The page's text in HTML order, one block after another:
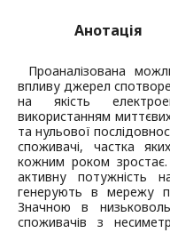
Анотація
Проаналізована
впливу джерел
на якість
використанням
та нульової
споживачі, частка
кожним роком зростає.
активну потужність
генерують в мережу
Значною в
споживачів з